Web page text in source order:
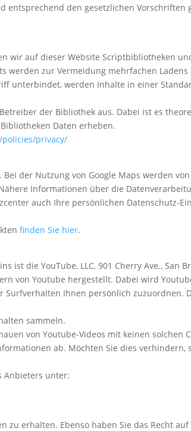
entsprechend den gesetzlichen Vorschriften
wir auf dieser Website Scriptbibliotheken
werden zur Vermeidung mehrfachen Ladens
unterbindet, werden Inhalte in einer
der Bibliothek aus. Dabei ist es
Daten erheben.
privacy/
der Nutzung von Google Maps werden von
Informationen über die
auch Ihre persönlichen Datenschutz-
finden Sie hier.
die YouTube, LLC, 901 Cherry Ave., San
von Youtube hergestellt. Dabei wird
Surfverhalten Ihnen persönlich zuzuordnen.
sammeln.
von Youtube-Videos mit keinen solchen
ab. Möchten Sie dies verhindern,
Anbieters unter:
zu erhalten. Ebenso haben Sie das Recht